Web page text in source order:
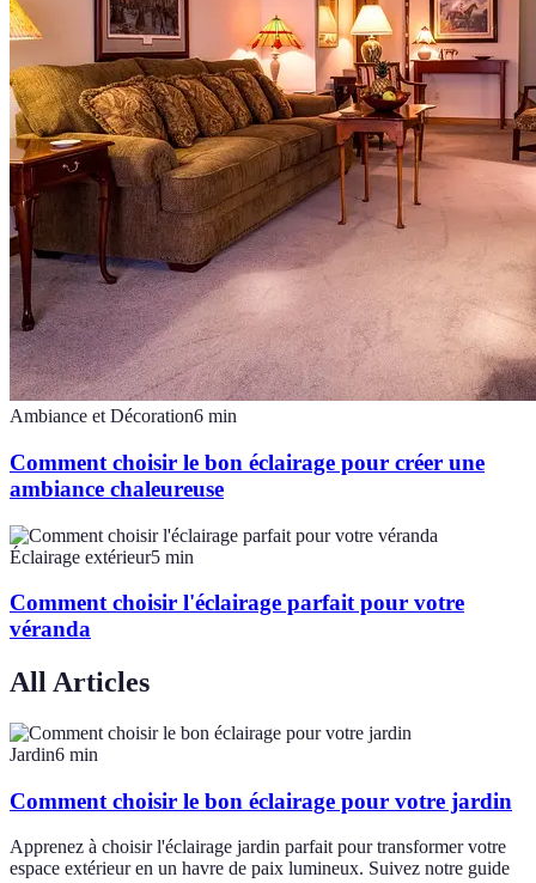
Ambiance et Décoration6 min
Comment choisir le bon éclairage pour créer une
ambiance chaleureuse
Éclairage extérieur5 min
Comment choisir l'éclairage parfait pour votre
véranda
All Articles
Jardin6 min
Comment choisir le bon éclairage pour votre jardin
Apprenez à choisir l'éclairage jardin parfait pour transformer votre
espace extérieur en un havre de paix lumineux. Suivez notre guide